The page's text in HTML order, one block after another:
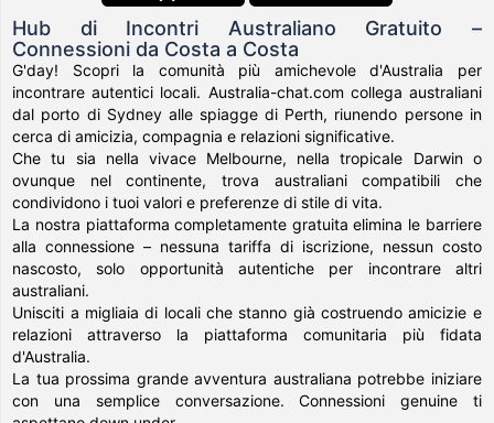
Hub di Incontri Australiano Gratuito –
Connessioni da Costa a Costa
G'day! Scopri la comunità più amichevole d'Australia per
incontrare autentici locali. Australia-chat.com collega australiani
dal porto di Sydney alle spiagge di Perth, riunendo persone in
cerca di amicizia, compagnia e relazioni significative.
Che tu sia nella vivace Melbourne, nella tropicale Darwin o
ovunque nel continente, trova australiani compatibili che
condividono i tuoi valori e preferenze di stile di vita.
La nostra piattaforma completamente gratuita elimina le barriere
alla connessione – nessuna tariffa di iscrizione, nessun costo
nascosto, solo opportunità autentiche per incontrare altri
australiani.
Unisciti a migliaia di locali che stanno già costruendo amicizie e
relazioni attraverso la piattaforma comunitaria più fidata
d'Australia.
La tua prossima grande avventura australiana potrebbe iniziare
con una semplice conversazione. Connessioni genuine ti